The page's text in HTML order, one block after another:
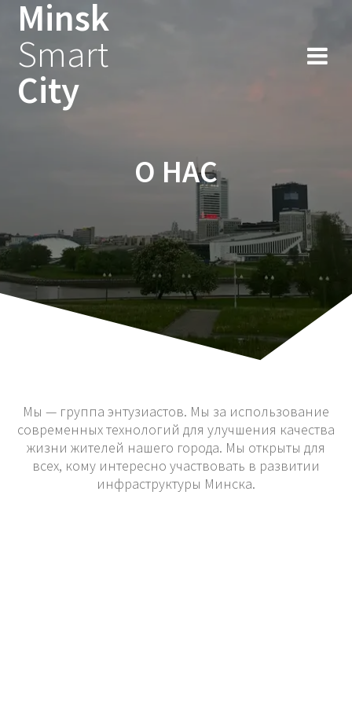
Minsk
Smart
City
О НАС
Мы — группа энтузиастов. Мы за использование
современных технологий для улучшения качества
жизни жителей нашего города. Мы открыты для
всех, кому интересно участвовать в развитии
инфраструктуры Минска.